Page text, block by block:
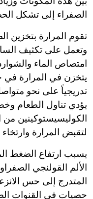
الصفراء إلى تشكل
تقوم المرارة بتخزين
وتعمل على تكثيف
امتصاص الماء
يتخزن في المرارة
تدريجياً على نحو
يؤدي تناول الطعام
الكوليسيستوكينين
لتقبض المرارة
يسبب ارتفاع الضغط
الألم القولنجي
المتدرج إلى حس
حصيات في القنوات